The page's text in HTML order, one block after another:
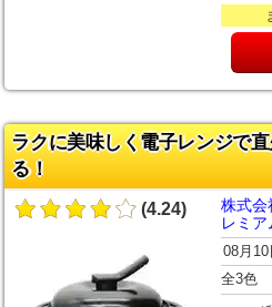
ラクに美味しく電子レンジで
る！
(4.24)
株式
レミ
08月
全3色